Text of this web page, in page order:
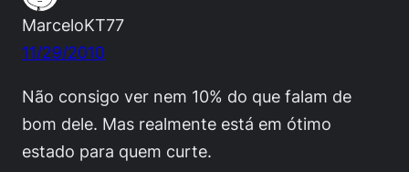
MarceloKT77
11/29/2010
Não consigo ver nem 10% do que falam de
bom dele. Mas realmente está em ótimo
estado para quem curte.